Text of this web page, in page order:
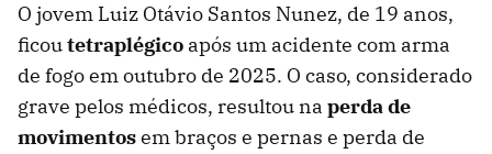
O jovem Luiz Otávio Santos Nunez, de 19 anos,
ficoutetraplégico após um acidente com arma
de fogo em outubro de 2025. O caso, considerado
grave pelos médicos, resultou na perda de
movimentosem braços e pernas e perda de